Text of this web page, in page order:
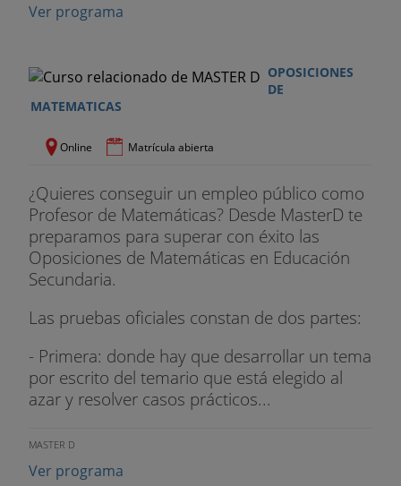
Ver programa
OPOSICIONES
DE
MATEMATICAS
Online Matrícula abierta
¿Quieres conseguir un empleo público como
Profesor de Matemáticas? Desde MasterD te
preparamos para superar con éxito las
Oposiciones de Matemáticas en Educación
Secundaria.
Las pruebas oficiales constan de dos partes:
- Primera: donde hay que desarrollar un tema
por escrito del temario que está elegido al
azar y resolver casos prácticos...
MASTER D
Ver programa